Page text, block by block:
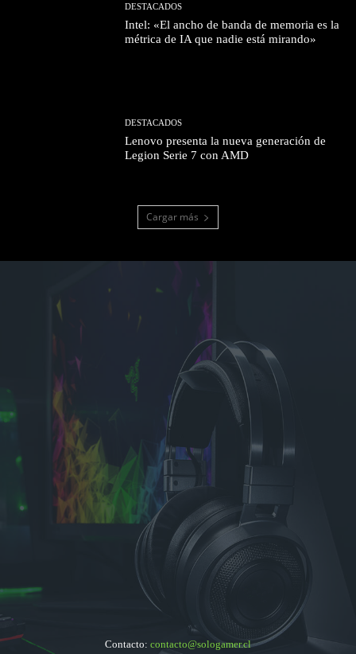
DESTACADOS
Intel: «El ancho de banda de memoria es la
métrica de IA que nadie está mirando»
DESTACADOS
Lenovo presenta la nueva generación de
Legion Serie 7 con AMD
Cargar más
Contacto: contacto@sologamer.cl